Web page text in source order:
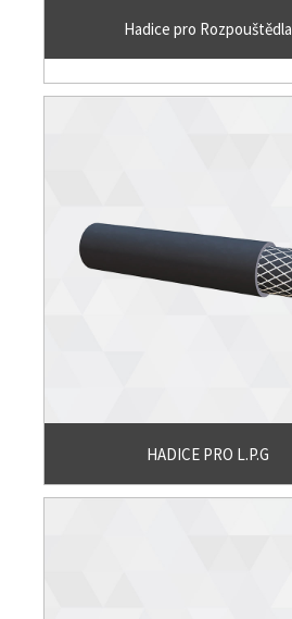
Hadice pro Rozpouštědla
HADICE PRO L.P.G